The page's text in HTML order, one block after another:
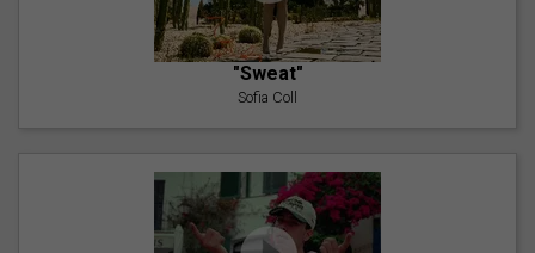
"Sweat"
Sofia Coll